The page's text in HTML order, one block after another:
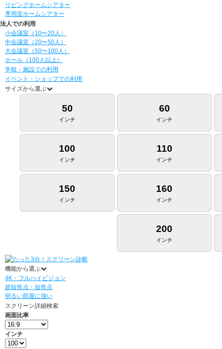
リビングホームシアター
専用室ホームシアター
法人での利用
小会議室（10〜20人）
中会議室（20〜50人）
大会議室（50〜100人）
ホール（100人以上）
学校・施設での利用
イベント・ショップでの利用
サイズから選ぶ
50
インチ
60
インチ
100
インチ
110
インチ
150
インチ
160
インチ
200
インチ
機能から選ぶ
4K・フルハイビジョン
超短焦点・短焦点
明るい部屋に強い
スクリーン詳細検索
画面比率
インチ